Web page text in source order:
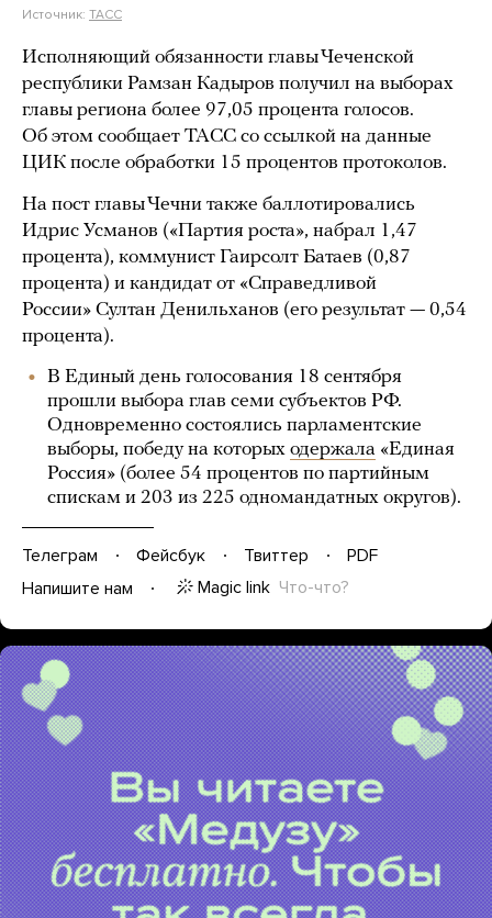
Источник: ТАСС
Исполняющий обязанности главы Чеченской
республики Рамзан Кадыров получил на выборах
главы региона более 97,05 процента голосов.
Об этом сообщает ТАСС со ссылкой на данные
ЦИК после обработки 15 процентов протоколов.
На пост главы Чечни также баллотировались
Идрис Усманов («Партия роста», набрал 1,47
процента), коммунист Гаирсолт Батаев (0,87
процента) и кандидат от «Справедливой
России» Султан Денильханов (его результат — 0,54
процента).
В Единый день голосования 18 сентября
прошли выбора глав семи субъектов РФ.
Одновременно состоялись парламентские
выборы, победу на которых одержала «Единая
Россия» (более 54 процентов по партийным
спискам и 203 из 225 одномандатных округов).
Телеграм Фейсбук Твиттер
PDF
Напишите нам
Magic link Что-что?